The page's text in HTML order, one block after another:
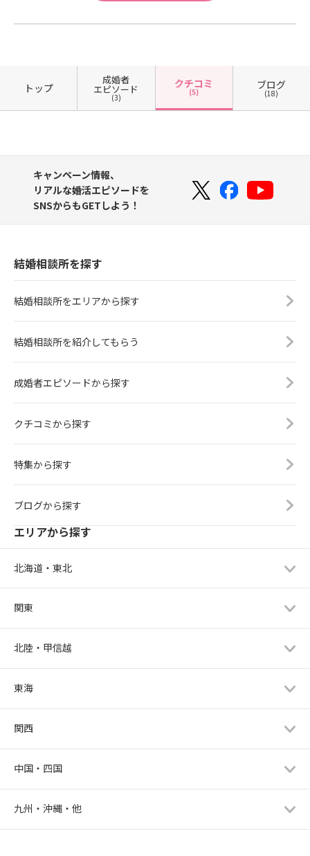
トップ
成婚者
エピソード
(3)
クチコミ
(5)
ブログ
(18)
キャンペーン情報、
リアルな婚活エピソードを
SNSからもGETしよう！
結婚相談所を探す
結婚相談所をエリアから探す
結婚相談所を紹介してもらう
成婚者エピソードから探す
クチコミから探す
特集から探す
ブログから探す
エリアから探す
北海道・東北
関東
北陸・甲信越
東海
関西
中国・四国
九州・沖縄・他